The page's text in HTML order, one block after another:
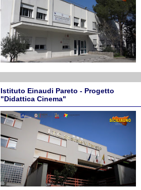
Istituto Einaudi Pareto - Progetto
"Didattica Cinema"